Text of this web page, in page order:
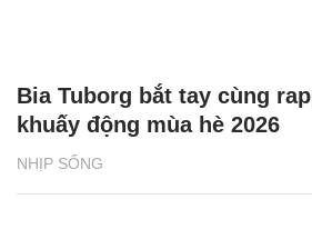
NHỊP SỐNG
Bia Tuborg bắt tay cùng
khuấy động mùa hè 2026